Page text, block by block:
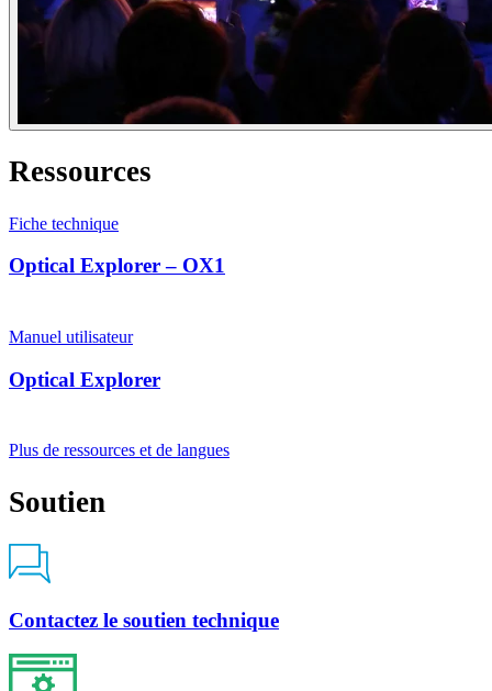
Ressources
Fiche technique
Optical Explorer – OX1
Manuel utilisateur
Optical Explorer
Plus de ressources et de langues
Soutien
Contactez le soutien technique